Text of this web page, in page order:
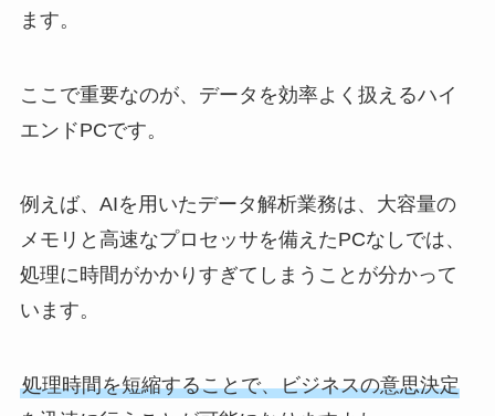
ます。
ここで重要なのが、データを効率よく扱えるハイ
エンドPCです。
例えば、AIを用いたデータ解析業務は、大容量の
メモリと高速なプロセッサを備えたPCなしでは、
処理に時間がかかりすぎてしまうことが分かって
います。
処理時間を短縮することで、ビジネスの意思決定